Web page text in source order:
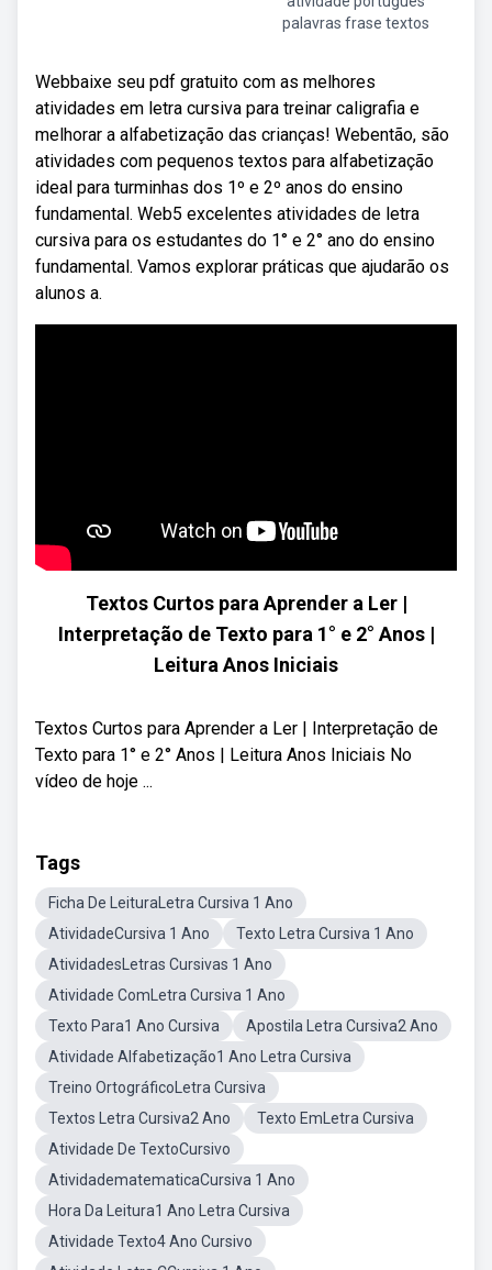
palavras frase textos
Webbaixe seu pdf gratuito com as melhores
atividades em letra cursiva para treinar caligrafia e
melhorar a alfabetização das crianças! Webentão, são
atividades com pequenos textos para alfabetização
ideal para turminhas dos 1º e 2º anos do ensino
fundamental. Web5 excelentes atividades de letra
cursiva para os estudantes do 1° e 2° ano do ensino
fundamental. Vamos explorar práticas que ajudarão os
alunos a.
Textos Curtos para Aprender a Ler |
Interpretação de Texto para 1° e 2° Anos |
Leitura Anos Iniciais
Textos Curtos para Aprender a Ler | Interpretação de
Texto para 1° e 2° Anos | Leitura Anos Iniciais No
vídeo de hoje ...
Tags
Ficha De LeituraLetra Cursiva 1 Ano
AtividadeCursiva 1 Ano
Texto Letra Cursiva 1 Ano
AtividadesLetras Cursivas 1 Ano
Atividade ComLetra Cursiva 1 Ano
Texto Para1 Ano Cursiva
Apostila Letra Cursiva2 Ano
Atividade Alfabetização1 Ano Letra Cursiva
Treino OrtográficoLetra Cursiva
Textos Letra Cursiva2 Ano
Texto EmLetra Cursiva
Atividade De TextoCursivo
AtividadematematicaCursiva 1 Ano
Hora Da Leitura1 Ano Letra Cursiva
Atividade Texto4 Ano Cursivo